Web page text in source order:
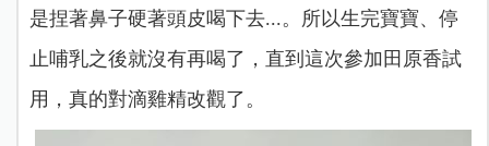
是捏著鼻子硬著頭皮喝下去...。所以生完寶寶、停
止哺乳之後就沒有再喝了，直到這次參加田原香試
用，真的對滴雞精改觀了。